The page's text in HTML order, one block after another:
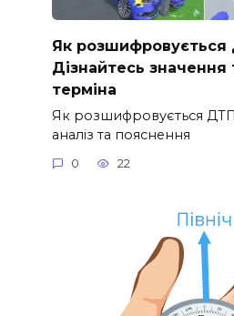
Як розшифровується
Дізнайтесь значення
терміна
Як розшифровується
аналіз та пояснення
0 22